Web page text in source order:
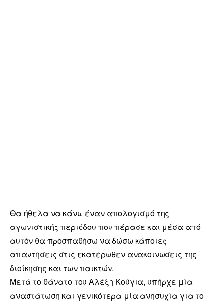
Θα ήθελα να κάνω έναν απολογισμό της
αγωνιστικής περιόδου που πέρασε και μέσα από
αυτόν θα προσπαθήσω να δώσω κάποιες
απαντήσεις στις εκατέρωθεν ανακοινώσεις της
διοίκησης και των παικτών.
Μετά το θάνατο του Αλέξη Κούγια, υπήρχε μία
αναστάτωση και γενικότερα μία ανησυχία για το